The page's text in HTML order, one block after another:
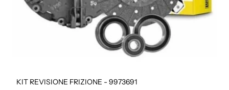
KIT REVISIONE FRIZIONE - 9973691